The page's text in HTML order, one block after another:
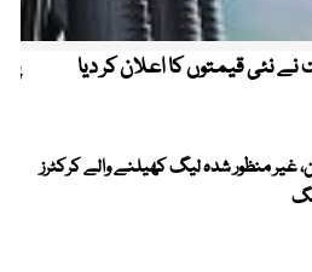
نئی قیمتوں کا اعلان کر دیا
غیر منظور شدہ لیگ کھیلنے والے کرکٹرز